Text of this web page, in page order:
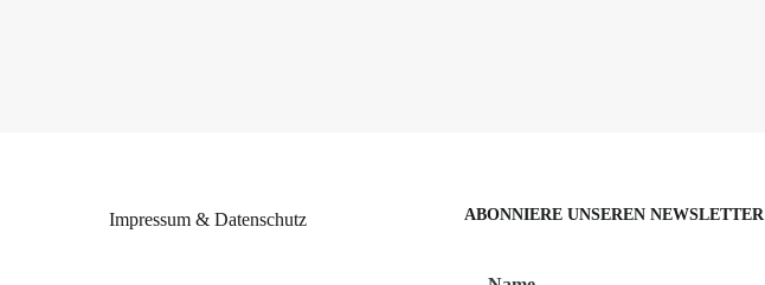
Impressum & Datenschutz ABONNIERE UNSEREN NEWSLETTER